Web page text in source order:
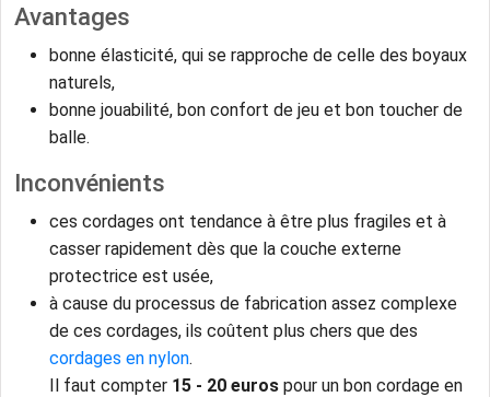
Avantages
bonne élasticité, qui se rapproche de celle des boyaux
naturels,
bonne jouabilité, bon confort de jeu et bon toucher de
balle.
Inconvénients
ces cordages ont tendance à être plus fragiles et à
casser rapidement dès que la couche externe
protectrice est usée,
à cause du processus de fabrication assez complexe
de ces cordages, ils coûtent plus chers que des
cordages en nylon.
Il faut compter 15 - 20 euros pour un bon cordage en